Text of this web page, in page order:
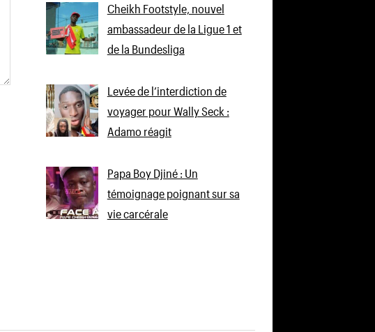
Cheikh Footstyle, nouvel
ambassadeur de la Ligue 1 et
de la Bundesliga
Levée de l’interdiction de
voyager pour Wally Seck :
Adamo réagit
Papa Boy Djiné : Un
témoignage poignant sur sa
vie carcérale